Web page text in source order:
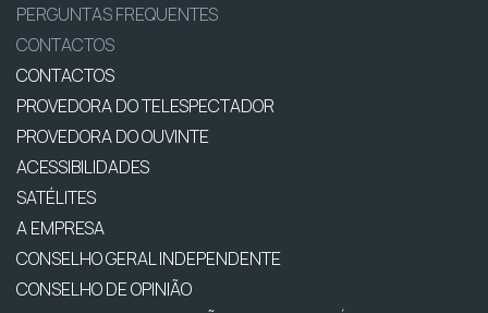
PERGUNTAS FREQUENTES
CONTACTOS
CONTACTOS
PROVEDORA DO TELESPECTADOR
PROVEDORA DO OUVINTE
ACESSIBILIDADES
SATÉLITES
A EMPRESA
CONSELHO GERAL INDEPENDENTE
CONSELHO DE OPINIÃO